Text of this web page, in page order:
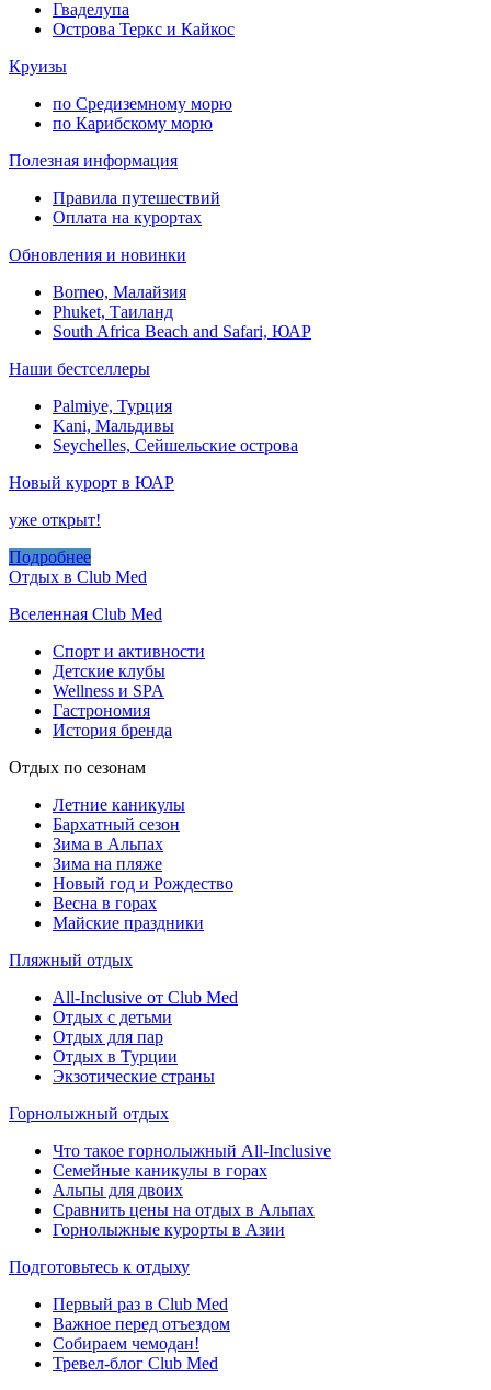
Гваделупа
Острова Теркс и Кайкос
Круизы
по Средиземному морю
по Карибскому морю
Полезная информация
Правила путешествий
Оплата на курортах
Обновления и новинки
Borneo, Малайзия
Phuket, Таиланд
South Africa Beach and Safari, ЮАР
Наши бестселлеры
Palmiye, Турция
Kani, Мальдивы
Seychelles, Сейшельские острова
Новый курорт в ЮАР
уже открыт!
Подробнее
Отдых в Club Med
Вселенная Club Med
Спорт и активности
Детские клубы
Wellness и SPA
Гастрономия
История бренда
Отдых по сезонам
Летние каникулы
Бархатный сезон
Зима в Альпах
Зима на пляже
Новый год и Рождество
Весна в горах
Майские праздники
Пляжный отдых
All-Inclusive от Club Med
Отдых с детьми
Отдых для пар
Отдых в Турции
Экзотические страны
Горнолыжный отдых
Что такое горнолыжный All-Inclusive
Семейные каникулы в горах
Альпы для двоих
Сравнить цены на отдых в Альпах
Горнолыжные курорты в Азии
Подготовьтесь к отдыху
Первый раз в Club Med
Важное перед отъездом
Собираем чемодан!
Тревел-блог Club Med